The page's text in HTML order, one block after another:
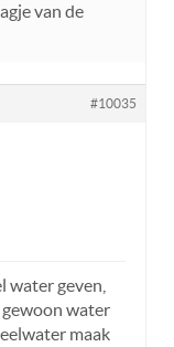
van de
#10035
water geven,
water
maak